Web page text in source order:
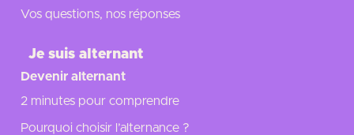
Vos questions, nos réponses
Je suis alternant
Devenir alternant
2 minutes pour comprendre
Pourquoi choisir l’alternance ?